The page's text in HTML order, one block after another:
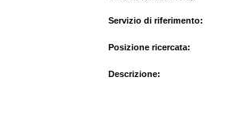
Servizio di riferimento:
Posizione ricercata:
Descrizione: